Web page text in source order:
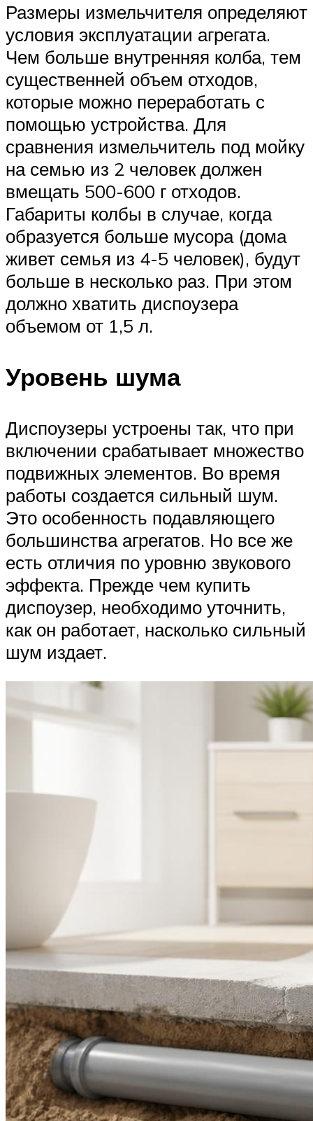
Размеры измельчителя определяют
условия эксплуатации агрегата.
Чем больше внутренняя колба, тем
существенней объем отходов,
которые можно переработать с
помощью устройства. Для
сравнения измельчитель под мойку
на семью из 2 человек должен
вмещать 500-600 г отходов.
Габариты колбы в случае, когда
образуется больше мусора (дома
живет семья из 4-5 человек), будут
больше в несколько раз. При этом
должно хватить диспоузера
объемом от 1,5 л.
Уровень шума
Диспоузеры устроены так, что при
включении срабатывает множество
подвижных элементов. Во время
работы создается сильный шум.
Это особенность подавляющего
большинства агрегатов. Но все же
есть отличия по уровню звукового
эффекта. Прежде чем купить
диспоузер, необходимо уточнить,
как он работает, насколько сильный
шум издает.